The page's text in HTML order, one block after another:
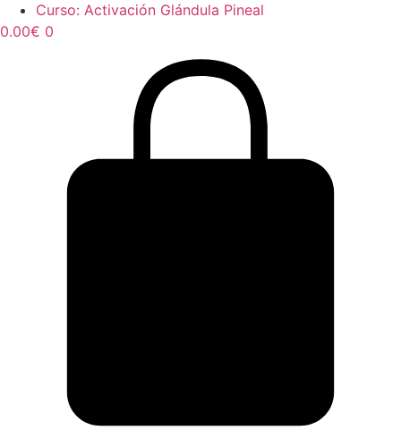
Curso: Activación Glándula Pineal
0.00€ 0